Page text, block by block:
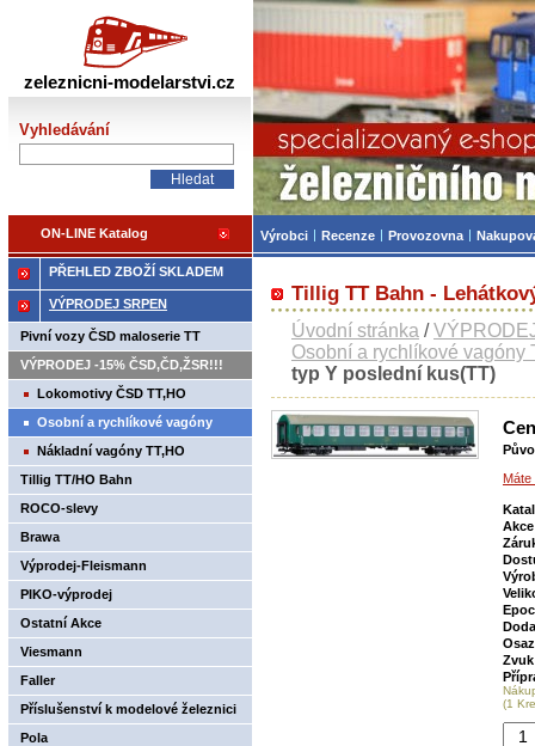
Tillig TT Bahn -
Úvodní stránka /
Osobní a rychlíkové vagóny
typ Y poslední kus(TT)
(1
PŘEHLED ZBOŽÍ SKLADEM
VÝPRODEJ SRPEN
Pivní vozy ČSD maloserie TT
VÝPRODEJ -15% ČSD,ČD,ŽSR!!!
Lokomotivy ČSD TT,HO
Osobní a rychlíkové vagóny
TT,HO
Nákladní vagóny TT,HO
Tillig TT/HO Bahn
ROCO-slevy
Brawa
Výprodej-Fleismann
PIKO-výprodej
Ostatní Akce
Viesmann
Faller
Příslušenství k modelové železnici
až -30%
Pola
zeleznicni-modelarstvi.cz
Vyhledávání
ON-LINE Katalog
Železniční
Výrobci Recenze Provozovna